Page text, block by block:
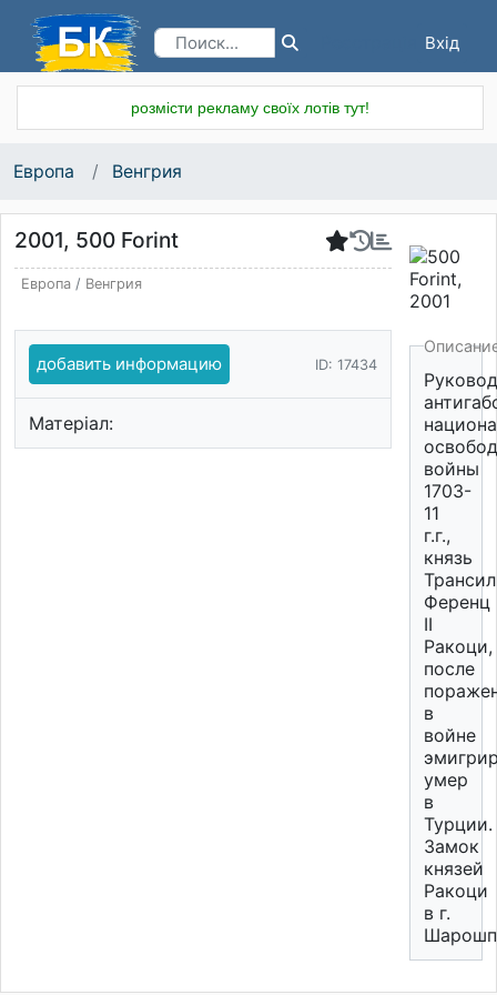
Вхід
розмісти рекламу своїх лотів тут!
Европа Венгрия
2001, 500 Forint
Европа/ Венгрия
добавить информацию ID: 17434
Матеріал:
войны
1703-
11
г.г.,
князь
Ференц
II
Ракоци,
после
в
войне
умер
в
Турции.
Замок
князей
Ракоци
в г.